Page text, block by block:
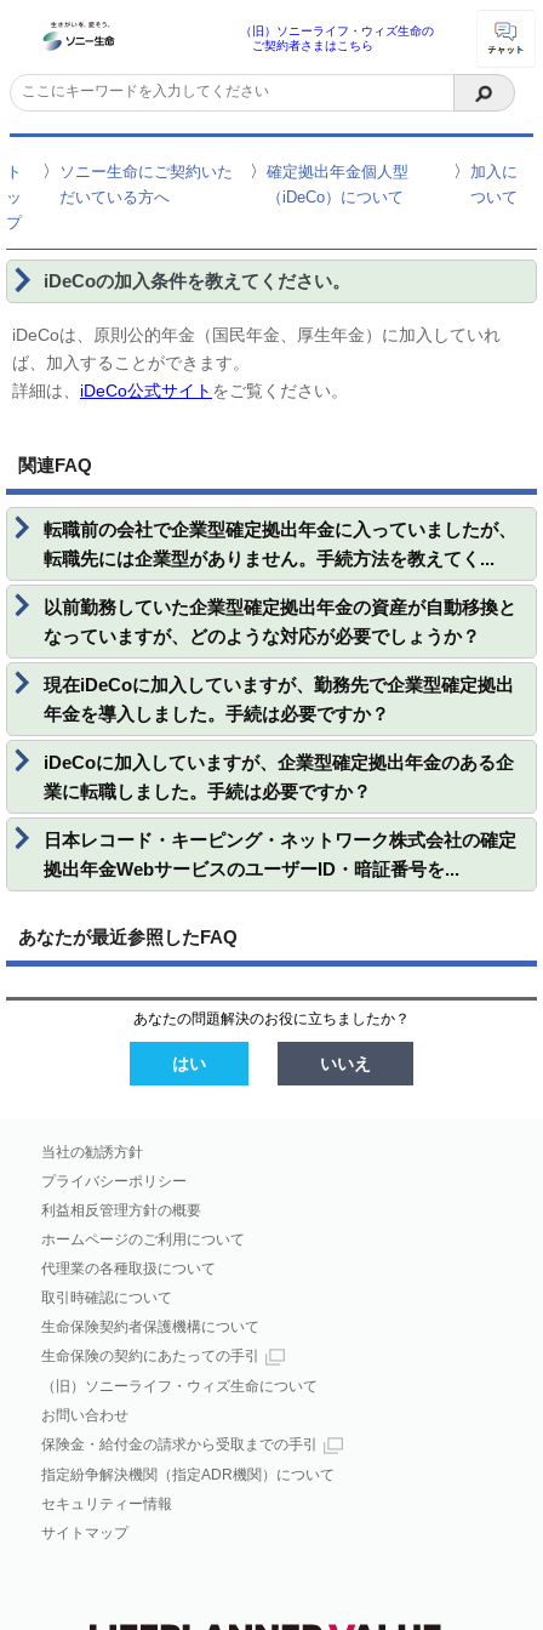
（旧）ソニーライフ・ウィズ生命の
ご契約者さまはこちら
ト
ッ
プ
〉
ソニー生命にご契約いた
だいている方へ
〉 確定拠出年金個人型
（iDeCo）について
〉
加入に
ついて
iDeCoの加入条件を教えてください。
iDeCoは、原則公的年金（国民年金、厚生年金）に加入していれ
ば、加入することができます。
詳細は、 iDeCo公式サイト をご覧ください。
関連FAQ
転職前の会社で企業型確定拠出年金に入っていましたが、
転職先には企業型がありません。手続方法を教えてく...
以前勤務していた企業型確定拠出年金の資産が自動移換と
なっていますが、どのような対応が必要でしょうか？
現在iDeCoに加入していますが、勤務先で企業型確定拠出
年金を導入しました。手続は必要ですか？
iDeCoに加入していますが、企業型確定拠出年金のある企
業に転職しました。手続は必要ですか？
日本レコード・キーピング・ネットワーク株式会社の確定
拠出年金WebサービスのユーザーID・暗証番号を...
あなたが最近参照したFAQ
あなたの問題解決のお役に立ちましたか？
はい いいえ
当社の勧誘方針
プライバシーポリシー
利益相反管理方針の概要
ホームページのご利用について
代理業の各種取扱について
取引時確認について
生命保険契約者保護機構について
生命保険の契約にあたっての手引
（旧）ソニーライフ・ウィズ生命について
お問い合わせ
保険金・給付金の請求から受取までの手引
指定紛争解決機関（指定ADR機関）について
セキュリティー情報
サイトマップ